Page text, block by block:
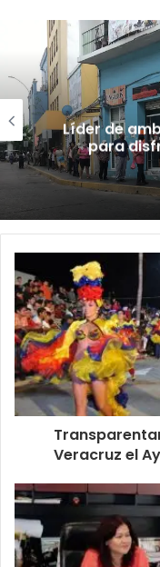
Líder de
para
Veracruz el